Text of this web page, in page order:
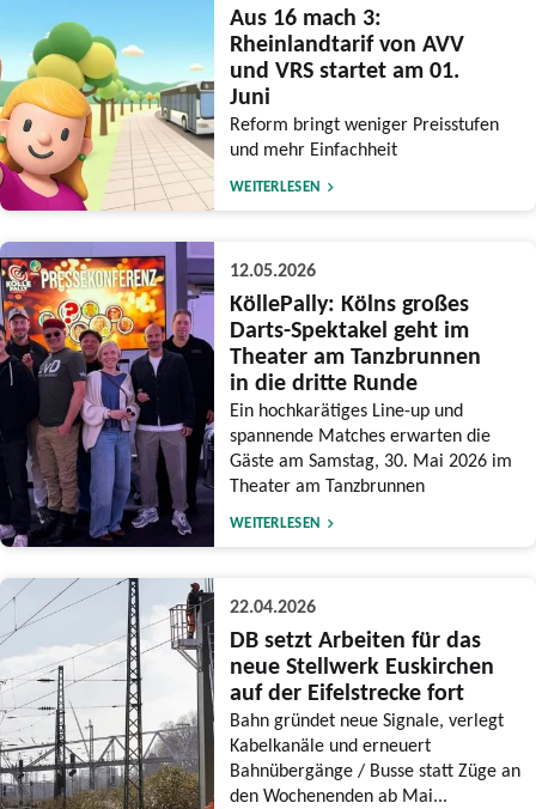
Aus 16 mach 3:
Rheinlandtarif von AVV
und VRS startet am 01.
Juni
Reform bringt weniger Preisstufen
und mehr Einfachheit
WEITERLESEN
12.05.2026
KöllePally: Kölns großes
Darts-Spektakel geht im
Theater am Tanzbrunnen
in die dritte Runde
Ein hochkarätiges Line-up und
spannende Matches erwarten die
Gäste am Samstag, 30. Mai 2026 im
Theater am Tanzbrunnen
WEITERLESEN
22.04.2026
DB setzt Arbeiten für das
neue Stellwerk Euskirchen
auf der Eifelstrecke fort
Bahn gründet neue Signale, verlegt
Kabelkanäle und erneuert
Bahnübergänge / Busse statt Züge an
den Wochenenden ab Mai...